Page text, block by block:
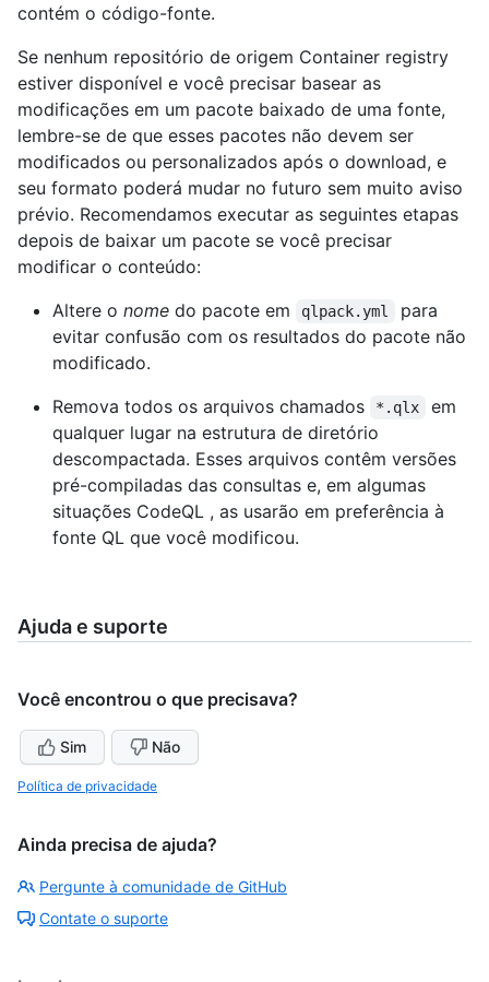
contém o código-fonte.
Se nenhum repositório de origem Container registry
estiver disponível e você precisar basear as
modificações em um pacote baixado de uma fonte,
lembre-se de que esses pacotes não devem ser
modificados ou personalizados após o download, e
seu formato poderá mudar no futuro sem muito aviso
prévio. Recomendamos executar as seguintes etapas
depois de baixar um pacote se você precisar
modificar o conteúdo:
Altere o nome do pacote em qlpack.yml
para
evitar confusão com os resultados do pacote não
modificado.
Remova todos os arquivos chamados
*.qlx
em
qualquer lugar na estrutura de diretório
descompactada. Esses arquivos contêm versões
pré-compiladas das consultas e, em algumas
situações CodeQL , as usarão em preferência à
fonte QL que você modificou.
Ajuda e suporte
Você encontrou o que precisava?
Sim Não
Política de privacidade
Ainda precisa de ajuda?
Pergunte à comunidade de GitHub
Contate o suporte